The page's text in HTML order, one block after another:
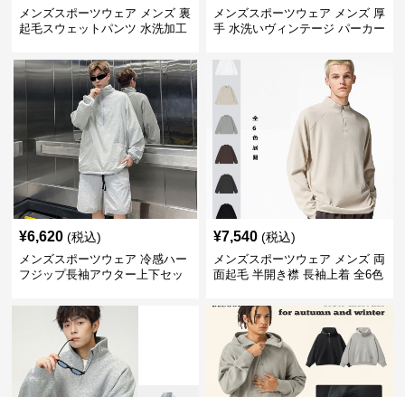
メンズスポーツウェア メンズ 裏
起毛スウェットパンツ 水洗加工
メンズスポーツウェア メンズ 厚
手 水洗いヴィンテージ パーカー
¥6,620 (税込)
メンズスポーツウェア 冷感ハー
フジップ長袖アウター上下セッ
¥7,540 (税込)
メンズスポーツウェア メンズ 両
面起毛 半開き襟 長袖上着 全6色